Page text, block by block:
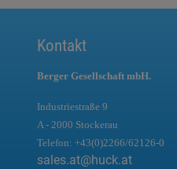
Kontakt
Berger Gesellschaft mbH.
Industriestraße 9
A - 2000 Stockerau
Telefon: +43(0)2266/62126-0
sales.at@huck.at